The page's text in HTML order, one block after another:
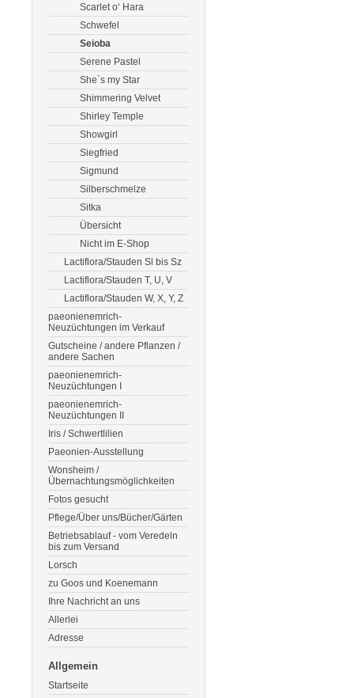
Scarlet o‘ Hara
Schwefel
Seioba
Serene Pastel
She`s my Star
Shimmering Velvet
Shirley Temple
Showgirl
Siegfried
Sigmund
Silberschmelze
Sitka
Übersicht
Nicht im E-Shop
Lactiflora/Stauden Sl bis Sz
Lactiflora/Stauden T, U, V
Lactiflora/Stauden W, X, Y, Z
paeonienemrich-
Neuzüchtungen im Verkauf
Gutscheine / andere Pflanzen /
andere Sachen
paeonienemrich-
Neuzüchtungen I
paeonienemrich-
Neuzüchtungen II
Iris / Schwertlilien
Paeonien-Ausstellung
Wonsheim /
Übernachtungsmöglichkeiten
Fotos gesucht
Pflege/Über uns/Bücher/Gärten
Betriebsablauf - vom Veredeln
bis zum Versand
Lorsch
zu Goos und Koenemann
Ihre Nachricht an uns
Allerlei
Adresse
Allgemein
Startseite